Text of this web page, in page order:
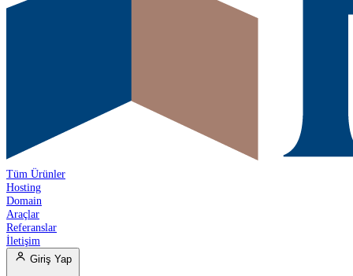
Tüm Ürünler
Hosting
Domain
Araçlar
Referanslar
İletişim
Giriş Yap